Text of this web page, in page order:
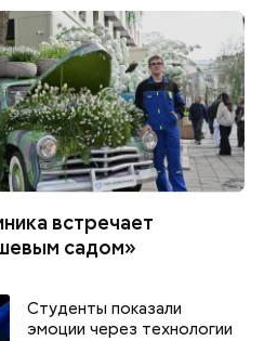
встречает
садом»
Студенты показали
эмоции через технологии